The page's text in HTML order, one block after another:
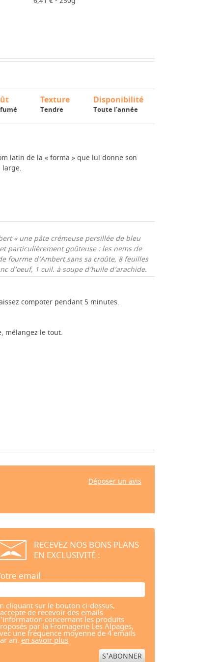
Texture
Tendre
Disponibilité
Toute l'année
latin de la « forma » que lui donne son
large.
« une pâte crémeuse persillée de bleu
particulièrement goûteuse : les nems de
fourme d’Ambert sans sa croûte, 8 feuilles
d’oeuf, 1 cuil. à soupe d’huile d’arachide.
compoter pendant 5 minutes.
mélangez le tout.
Déposer un avis
RECEVEZ NOS BONS PLANS
EN EXCLUSIVITÉ :
email
cliquant sur le bouton ci-dessus,
de recevoir des emails
concernant les produits
par la Fromagerie Les Alpages,
une fréquence moyenne de 4 emails
an. en savoir plus